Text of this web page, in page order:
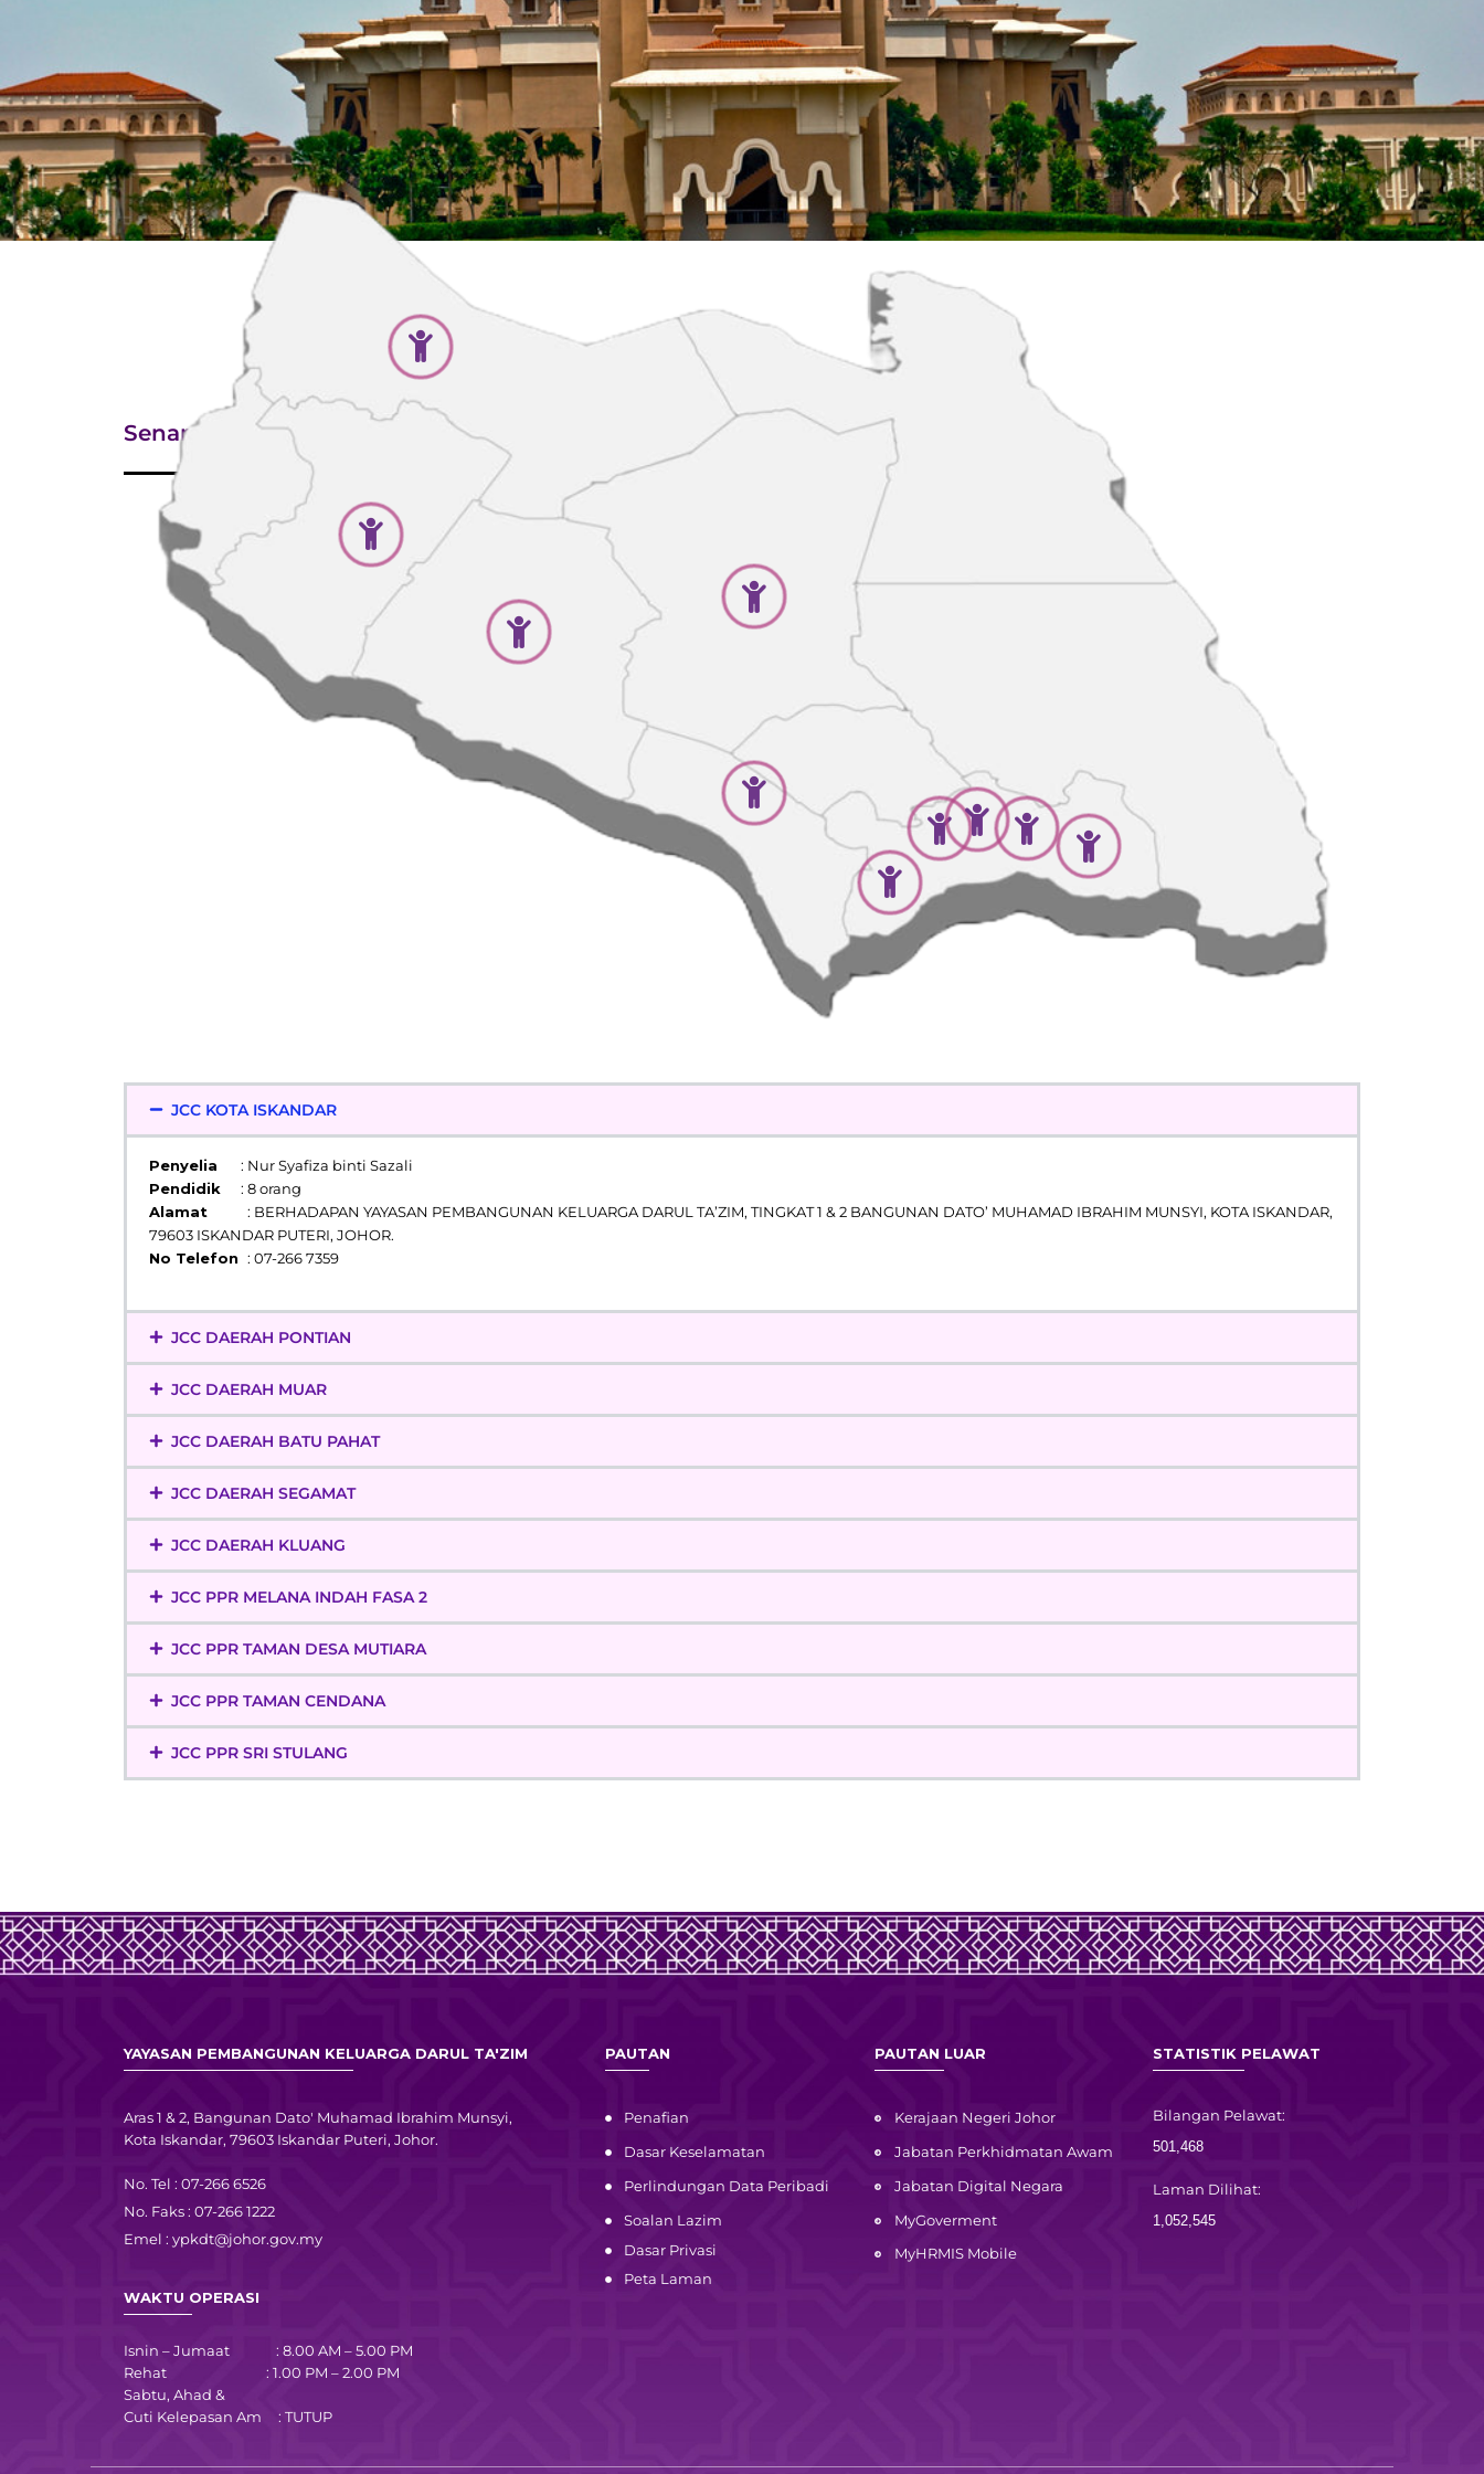
Senarai JCC Negeri Johor
JCC KOTA ISKANDAR
Penyelia : Nur Syafiza binti Sazali
Pendidik : 8 orang
Alamat : BERHADAPAN YAYASAN PEMBANGUNAN KELUARGA DARUL TA’ZIM, TINGKAT 1 & 2 BANGUNAN DATO’ MUHAMAD IBRAHIM MUNSYI, KOTA ISKANDAR,
79603 ISKANDAR PUTERI, JOHOR.
No Telefon : 07-266 7359
JCC DAERAH PONTIAN
JCC DAERAH MUAR
JCC DAERAH BATU PAHAT
JCC DAERAH SEGAMAT
JCC DAERAH KLUANG
JCC PPR MELANA INDAH FASA 2
JCC PPR TAMAN DESA MUTIARA
JCC PPR TAMAN CENDANA
JCC PPR SRI STULANG
YAYASAN PEMBANGUNAN KELUARGA DARUL TA'ZIM
Aras 1 & 2, Bangunan Dato' Muhamad Ibrahim Munsyi,
Kota Iskandar, 79603 Iskandar Puteri, Johor.
No. Tel : 07-266 6526
No. Faks : 07-266 1222
Emel : ypkdt@johor.gov.my
WAKTU OPERASI
Isnin – Jumaat : 8.00 AM – 5.00 PM
Rehat : 1.00 PM – 2.00 PM
Sabtu, Ahad &
Cuti Kelepasan Am : TUTUP
PAUTAN
Penafian
Dasar Keselamatan
Perlindungan Data Peribadi
Soalan Lazim
Dasar Privasi
Peta Laman
PAUTAN LUAR
Kerajaan Negeri Johor
Jabatan Perkhidmatan Awam
Jabatan Digital Negara
MyGoverment
MyHRMIS Mobile
STATISTIK PELAWAT
Bilangan Pelawat:
501,468
Laman Dilihat:
1,052,545